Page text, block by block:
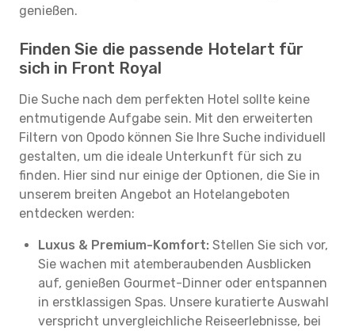
genießen.
Finden Sie die passende Hotelart für
sich in Front Royal
Die Suche nach dem perfekten Hotel sollte keine
entmutigende Aufgabe sein. Mit den erweiterten
Filtern von Opodo können Sie Ihre Suche individuell
gestalten, um die ideale Unterkunft für sich zu
finden. Hier sind nur einige der Optionen, die Sie in
unserem breiten Angebot an Hotelangeboten
entdecken werden:
Luxus & Premium-Komfort: Stellen Sie sich vor,
Sie wachen mit atemberaubenden Ausblicken
auf, genießen Gourmet-Dinner oder entspannen
in erstklassigen Spas. Unsere kuratierte Auswahl
verspricht unvergleichliche Reiseerlebnisse, bei